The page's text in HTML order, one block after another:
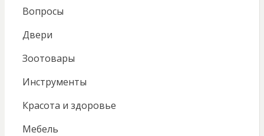
Вопросы
Двери
Зоотовары
Инструменты
Красота и здоровье
Мебель